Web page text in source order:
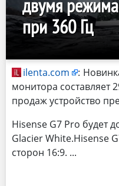
двумя
при 360 Гц
ilenta.com :
монитора составляет
продаж устройство
Hisense G7 Pro будет
Glacier White.Hisense
сторон 16:9.